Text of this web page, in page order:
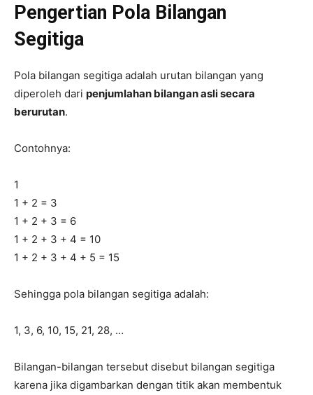
Pengertian Pola Bilangan
Segitiga
Pola bilangan segitiga adalah urutan bilangan yang
diperoleh dari penjumlahan bilangan asli secara
berurutan.
Contohnya:
1
1 + 2 = 3
1 + 2 + 3 = 6
1 + 2 + 3 + 4 = 10
1 + 2 + 3 + 4 + 5 = 15
Sehingga pola bilangan segitiga adalah:
1, 3, 6, 10, 15, 21, 28, …
Bilangan-bilangan tersebut disebut bilangan segitiga
karena jika digambarkan dengan titik akan membentuk